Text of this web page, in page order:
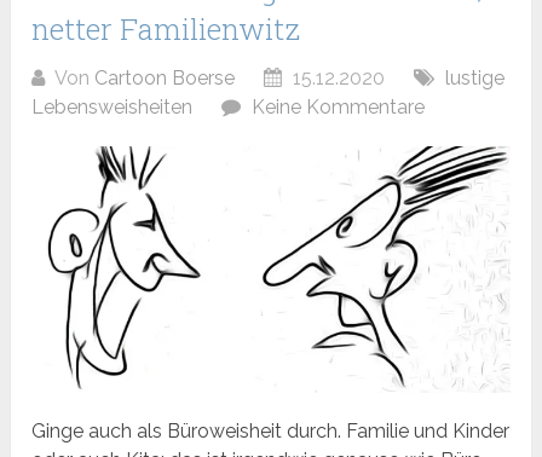
netter Familienwitz
Von Cartoon Boerse 15.12.2020
lustige
Lebensweisheiten
Keine Kommentare
Ginge auch als Büroweisheit durch. Familie und Kinder